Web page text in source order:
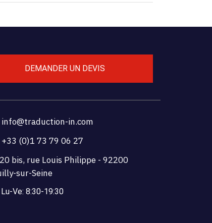
DEMANDER UN DEVIS
info@traduction-in.com
+33 (0)1 73 79 06 27
20 bis, rue Louis Philippe - 92200
sur-Seine
Lu-Ve: 8:30-19:30